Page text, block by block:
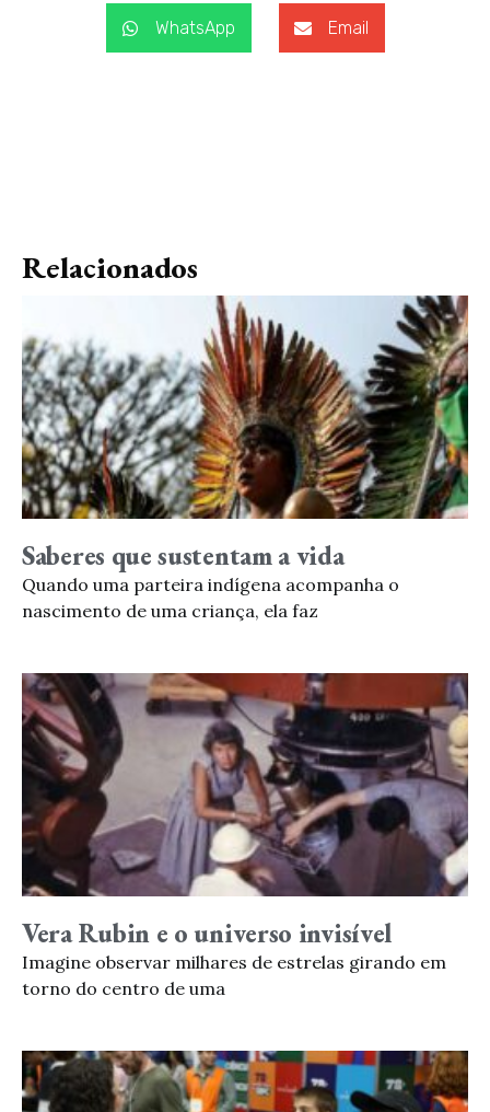
WhatsApp Email
Relacionados
Saberes que sustentam a vida
Quando uma parteira indígena acompanha o
nascimento de uma criança, ela faz
Vera Rubin e o universo invisível
Imagine observar milhares de estrelas girando em
torno do centro de uma